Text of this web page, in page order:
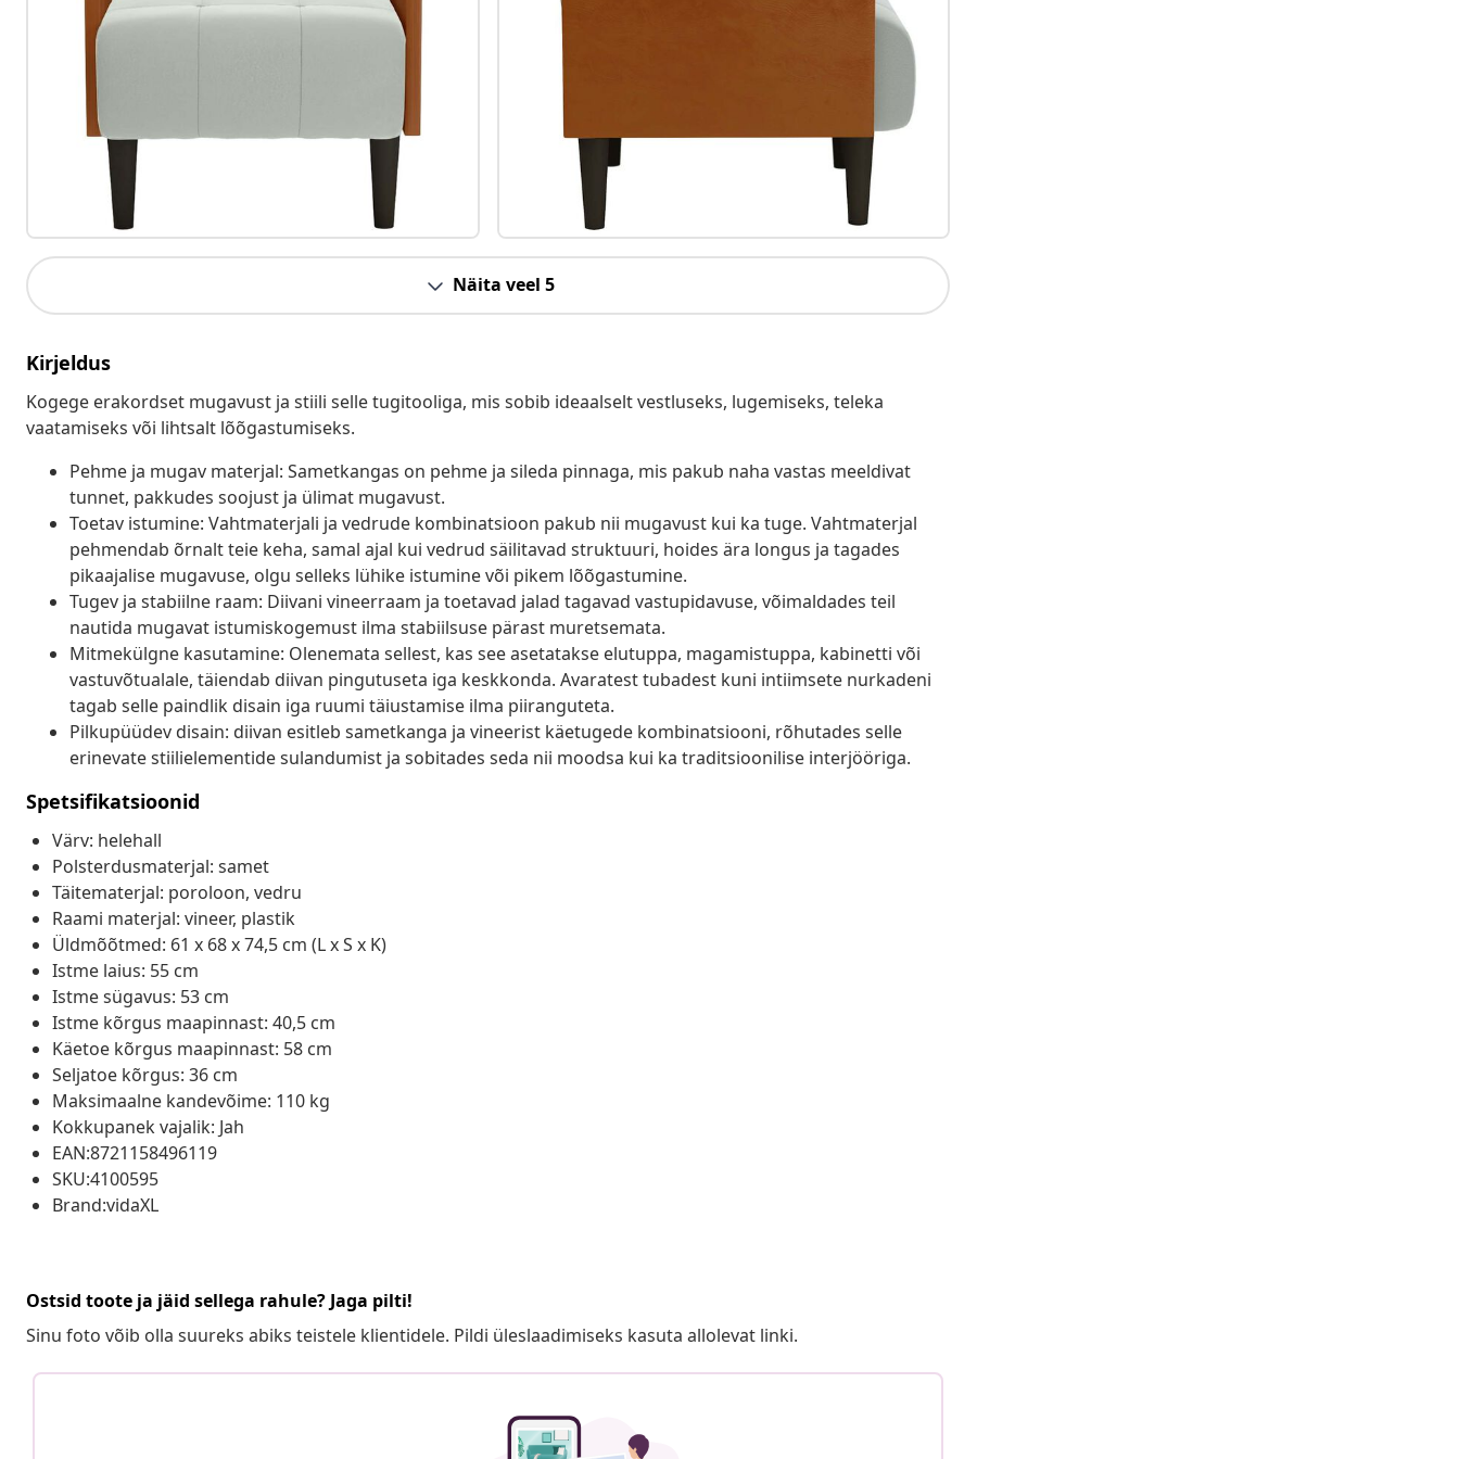
Näita veel 5
Kirjeldus
Kogege erakordset mugavust ja stiili selle tugitooliga, mis sobib ideaalselt vestluseks, lugemiseks, teleka
vaatamiseks või lihtsalt lõõgastumiseks.
Pehme ja mugav materjal: Sametkangas on pehme ja sileda pinnaga, mis pakub naha vastas meeldivat
tunnet, pakkudes soojust ja ülimat mugavust.
Toetav istumine: Vahtmaterjali ja vedrude kombinatsioon pakub nii mugavust kui ka tuge. Vahtmaterjal
pehmendab õrnalt teie keha, samal ajal kui vedrud säilitavad struktuuri, hoides ära longus ja tagades
pikaajalise mugavuse, olgu selleks lühike istumine või pikem lõõgastumine.
Tugev ja stabiilne raam: Diivani vineerraam ja toetavad jalad tagavad vastupidavuse, võimaldades teil
nautida mugavat istumiskogemust ilma stabiilsuse pärast muretsemata.
Mitmekülgne kasutamine: Olenemata sellest, kas see asetatakse elutuppa, magamistuppa, kabinetti või
vastuvõtualale, täiendab diivan pingutuseta iga keskkonda. Avaratest tubadest kuni intiimsete nurkadeni
tagab selle paindlik disain iga ruumi täiustamise ilma piiranguteta.
Pilkupüüdev disain: diivan esitleb sametkanga ja vineerist käetugede kombinatsiooni, rõhutades selle
erinevate stiilielementide sulandumist ja sobitades seda nii moodsa kui ka traditsioonilise interjööriga.
Spetsifikatsioonid
Värv: helehall
Polsterdusmaterjal: samet
Täitematerjal: poroloon, vedru
Raami materjal: vineer, plastik
Üldmõõtmed: 61 x 68 x 74,5 cm (L x S x K)
Istme laius: 55 cm
Istme sügavus: 53 cm
Istme kõrgus maapinnast: 40,5 cm
Käetoe kõrgus maapinnast: 58 cm
Seljatoe kõrgus: 36 cm
Maksimaalne kandevõime: 110 kg
Kokkupanek vajalik: Jah
EAN:8721158496119
SKU:4100595
Brand:vidaXL
Ostsid toote ja jäid sellega rahule? Jaga pilti!
Sinu foto võib olla suureks abiks teistele klientidele. Pildi üleslaadimiseks kasuta allolevat linki.